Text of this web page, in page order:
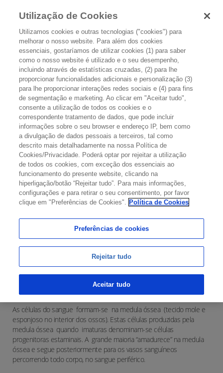
A LEUCEMIA
A Leucemia é um tipo de cancro das células do sangue.
O QUE É A LEUCEMIA?
As células do sangue formam-se na medula óssea (tecido mole e
esponjoso no interior dos ossos). Estas células produzidas pela
medula óssea quando imaturas denominam-se células
progenitoras estaminais. A grande maioria “amadurece” na medula
óssea e segue posteriormente para os vasos sanguíneos
percorrendo todo corpo, no sangue periférico.
Utilização de Cookies
Utilizamos cookies e outras tecnologias ("cookies") para
melhorar o nosso website. Para além dos cookies
essenciais, gostaríamos de utilizar cookies (1) para saber
como o nosso website é utilizado e o seu desempenho,
incluindo através de estatísticas cruzadas, (2) para lhe
proporcionar funcionalidades adicionais e personalização (3)
para lhe proporcionar interações redes sociais e (4) para fins
de segmentação e marketing. Ao clicar em "Aceitar tudo",
consente a utilização de todos os cookies e o
correspondente tratamento de dados, que pode incluir
informações sobre o seu browser e endereço IP, bem como
a divulgação de dados pessoais a terceiros, tal como
descrito mais detalhadamente na nossa Política de
Cookies/Privacidade. Poderá optar por rejeitar a utilização
de todos os cookies, com exceção dos essenciais ao
funcionamento do presente website, clicando na
hiperligação/botão “Rejeitar tudo”. Para mais informações,
configurações e para retirar o seu consentimento, por favor
clique em "Preferências de Cookies". Política de Cookies
Preferências de cookies
Rejeitar tudo
Aceitar tudo